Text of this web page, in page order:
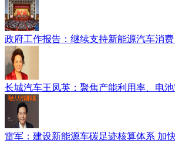
政府工作报告：继续支持新能源汽车消
长城汽车王凤英：聚焦产能利用率、电
雷军：建设新能源车碳足迹核算体系 加